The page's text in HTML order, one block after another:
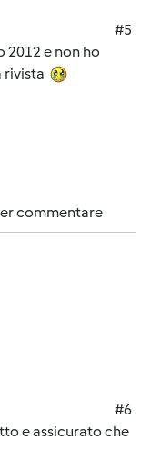
#5
2012 e non ho
rivista
commentare
#6
e assicurato che